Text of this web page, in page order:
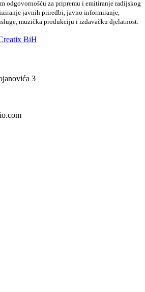
odgovornošću za pripremu i emitiranje radijskog
javnih priredbi, javno informiranje,
muzička produkciju i izdavačku djelatnost.
BiH
3